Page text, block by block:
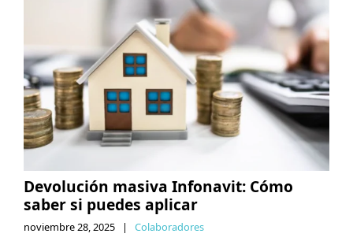
Devolución masiva Infonavit: Cómo
saber si puedes aplicar
noviembre 28, 2025 | Colaboradores